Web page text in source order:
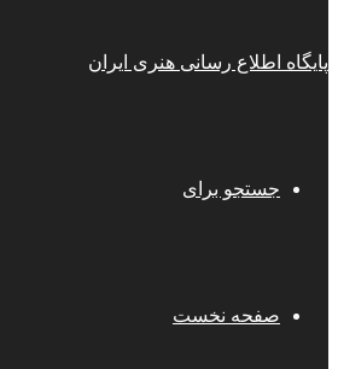
پایگاه اطلاع رسانی هنری ایران
جستجو برای
صفحه نخست